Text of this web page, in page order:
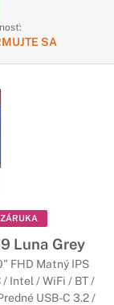
SA
Luna Grey
FHD Matný IPS
/ Intel / WiFi / BT /
USB-C 3.2 /